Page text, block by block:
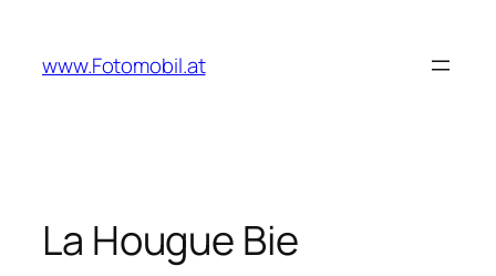
springen
www.Fotomobil.at
La Hougue Bie